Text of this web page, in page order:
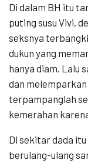
Di dalam BH itu
puting susu Vivi,
seksnya
dukun yang
hanya diam. Lalu
dan
terpampanglah
kemerahan
Di sekitar dada
berulang-ulang